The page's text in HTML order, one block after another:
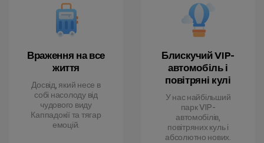
Враження на все
життя
Досвід, який несе в
собі насолоду від
чудового виду
Каппадокії та тягар
емоцій.
Блискучий VIP-
автомобіль і
повітряні кулі
У нас найбільший
парк VIP-
автомобілів,
повітряних куль і
абсолютно нових.